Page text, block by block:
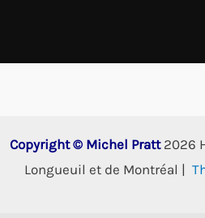
Copyright © Michel Pratt2026
Longueuil et de Montréal |